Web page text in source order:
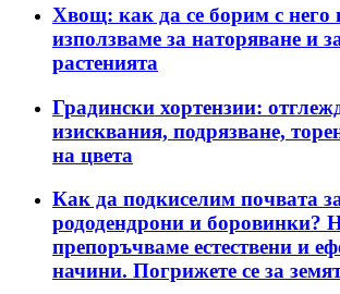
Хвощ: как да се борим с него
използваме за наторяване и
растенията
Градински хортензии:
изисквания, подрязване,
на цвета
Как да подкиселим почвата
рододендрони и боровинки?
препоръчваме естествени и
начини. Погрижете се за